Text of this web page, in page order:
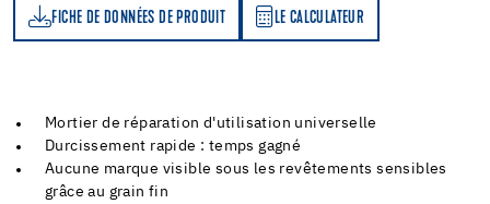
FICHE DE DONNÉES DE PRODUIT LE CALCULATEUR
LE CALCULATEUR
Mortier de réparation d'utilisation universelle
Durcissement rapide : temps gagné
Aucune marque visible sous les revêtements sensibles
grâce au grain fin